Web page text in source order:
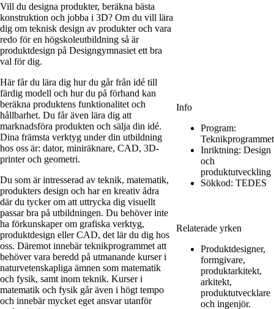
Vill du designa produkter, beräkna bästa
konstruktion och jobba i 3D? Om du vill lära
dig om teknisk design av produkter och vara
redo för en högskoleutbildning så är
produktdesign på Designgymnasiet ett bra
val för dig.
Här får du lära dig hur du går från idé till
färdig modell och hur du på förhand kan
beräkna produktens funktionalitet och
hållbarhet. Du får även lära dig att
marknadsföra produkten och sälja din idé.
Dina främsta verktyg under din utbildning
hos oss är: dator, miniräknare, CAD, 3D-
printer och geometri.
Du som är intresserad av teknik, matematik,
produkters design och har en kreativ ådra
där du tycker om att uttrycka dig visuellt
passar bra på utbildningen. Du behöver inte
ha förkunskaper om grafiska verktyg,
produktdesign eller CAD, det lär du dig hos
oss. Däremot innebär teknikprogrammet att
behöver vara beredd på utmanande kurser i
naturvetenskapliga ämnen som matematik
och fysik, samt inom teknik. Kurser i
matematik och fysik går även i högt tempo
och innebär mycket eget ansvar utanför
Info
Program:
Teknikprogrammet
Inriktning: Design
och
produktutveckling
Sökkod: TEDES
Relaterade yrken
Produktdesigner,
formgivare,
produktarkitekt,
arkitekt,
produktutvecklare
och ingenjör.